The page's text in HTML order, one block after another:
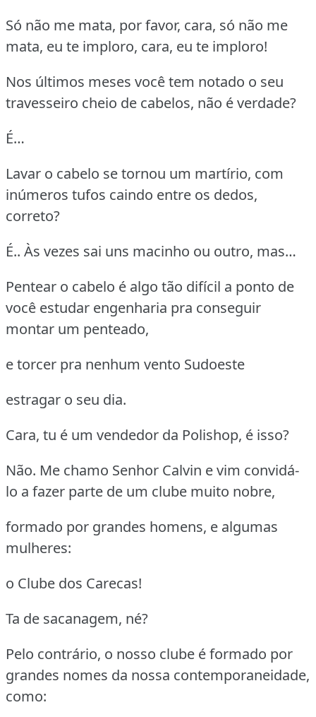
Só não me mata, por favor, cara, só não me
mata, eu te imploro, cara, eu te imploro!
Nos últimos meses você tem notado o seu
travesseiro cheio de cabelos, não é verdade?
É…
Lavar o cabelo se tornou um martírio, com
inúmeros tufos caindo entre os dedos,
correto?
É.. Às vezes sai uns macinho ou outro, mas…
Pentear o cabelo é algo tão difícil a ponto de
você estudar engenharia pra conseguir
montar um penteado,
e torcer pra nenhum vento Sudoeste
estragar o seu dia.
Cara, tu é um vendedor da Polishop, é isso?
Não. Me chamo Senhor Calvin e vim convidá-
lo a fazer parte de um clube muito nobre,
formado por grandes homens, e algumas
mulheres:
o Clube dos Carecas!
Ta de sacanagem, né?
Pelo contrário, o nosso clube é formado por
grandes nomes da nossa contemporaneidade,
como: